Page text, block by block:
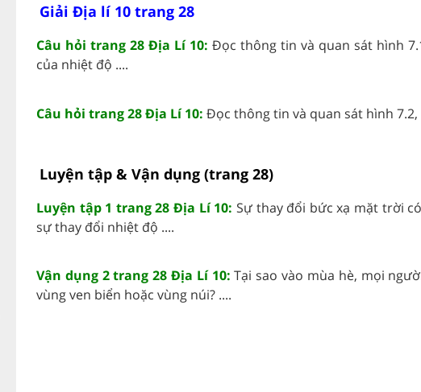
Giải Địa lí 10 trang 28
Câu hỏi trang 28 Địa Lí 10: Đọc thông tin và quan sát hình
của nhiệt độ ....
Câu hỏi trang 28 Địa Lí 10: Đọc thông tin và quan sát hình
Luyện tập & Vận dụng (trang 28)
Luyện tập 1 trang 28 Địa Lí 10: Sự thay đổi bức xạ mặt trời
sự thay đổi nhiệt độ ....
Vận dụng 2 trang 28 Địa Lí 10: Tại sao vào mùa hè, mọi
vùng ven biển hoặc vùng núi? ....